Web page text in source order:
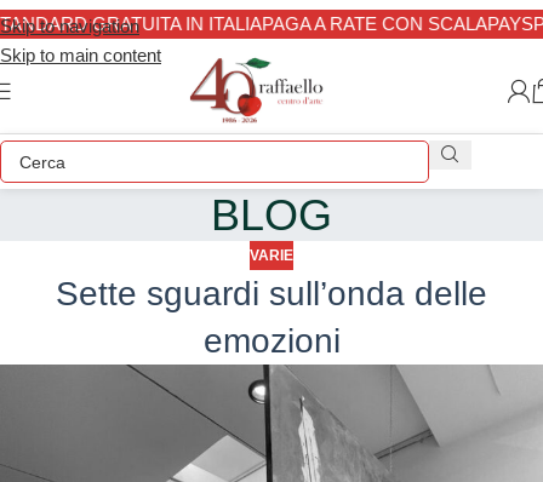
Skip to navigation
Skip to main content
GRATUITA IN ITALIAPAGA A RATE CON SCALAPAY
BLOG
VARIE
Sette sguardi sull’onda delle
emozioni